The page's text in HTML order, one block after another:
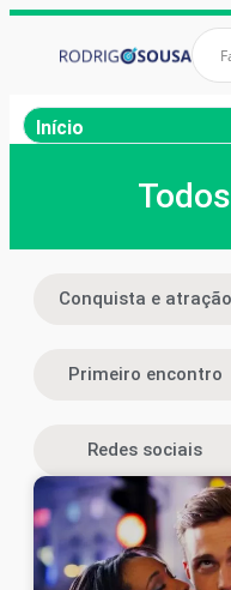
Início
Conquista e atração
Primeiro encontro
Redes sociais